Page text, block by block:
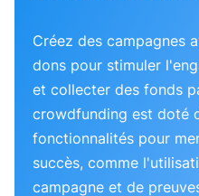
Créez des campagnes
dons pour stimuler
et collecter des fonds
crowdfunding est doté
fonctionnalités pour
succès, comme
campagne et de